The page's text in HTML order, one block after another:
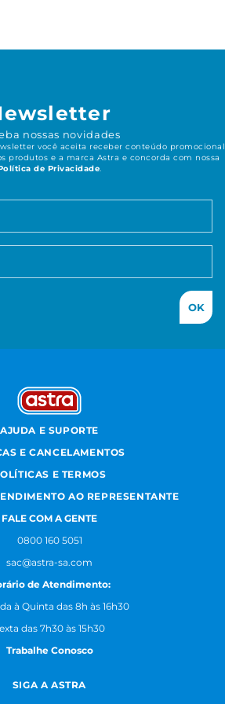
nossas novidades
você aceita receber conteúdo promocional
produtos e a marca Astra e concorda com nossa
de Privacidade.
OK
AJUDA E SUPORTE
E CANCELAMENTOS
E TERMOS
AO REPRESENTANTE
FALE COM A GENTE
0800 160 5051
sac@astra-sa.com
de Atendimento:
à Quinta das 8h às 16h30
das 7h30 às 15h30
Trabalhe Conosco
SIGA A ASTRA